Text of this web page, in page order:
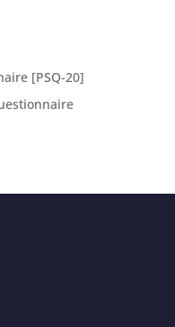
[PSQ-20]